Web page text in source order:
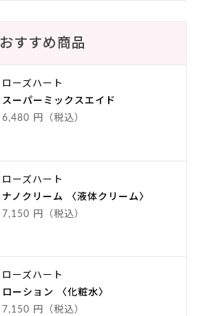
おすすめ商品
ローズハート
スーパーミックスエイド
6,480 円（税込）
ローズハート
ナノクリーム 〈液体クリーム〉
7,150 円（税込）
ローズハート
ローション 〈化粧水〉
7,150 円（税込）